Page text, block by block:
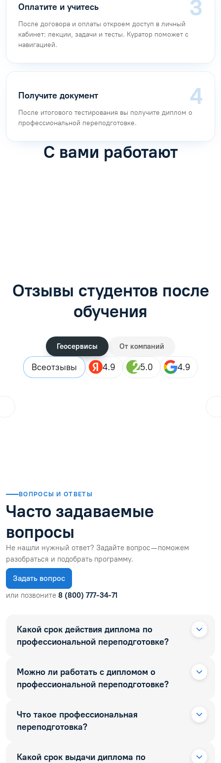
Оплатите и учитесь
После договора и оплаты откроем доступ в личный
кабинет: лекции, задачи и тесты. Куратор поможет с
навигацией.
Получите документ
После итогового тестирования вы получите диплом о
профессиональной переподготовке.
С вами работают
Отзывы студентов после
обучения
Геосервисы От компаний
Всеотзывы 4.9 5.0 4.9
ВОПРОСЫ И ОТВЕТЫ
Часто задаваемые
вопросы
Не нашли нужный ответ? Задайте вопрос — поможем
разобраться и подобрать программу.
Задать вопрос
или позвоните 8 (800) 777-34-71
Какой срок действия диплома по
профессиональной переподготовке?
Можно ли работать с дипломом о
профессиональной переподготовке?
Что такое профессиональная
переподготовка?
Какой срок выдачи диплома по